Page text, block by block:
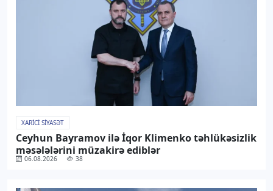
XARICI SIYASƏT
Ceyhun Bayramov ilə İqor Klimenko təhlükəsizlik
məsələlərini müzakirə ediblər
06.08.2026 38